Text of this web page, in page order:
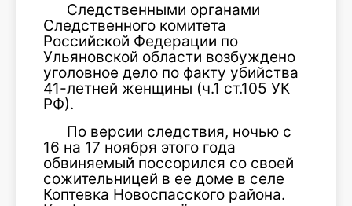
Следственными органами
Следственного комитета
Российской Федерации по
Ульяновской области возбуждено
уголовное дело по факту убийства
41-летней женщины (ч.1 ст.105 УК
РФ).
По версии следствия, ночью с
16 на 17 ноября этого года
обвиняемый поссорился со своей
сожительницей в ее доме в селе
Коптевка Новоспасского района.